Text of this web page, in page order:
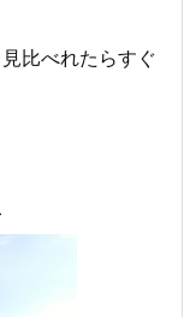
比べれたらすぐ